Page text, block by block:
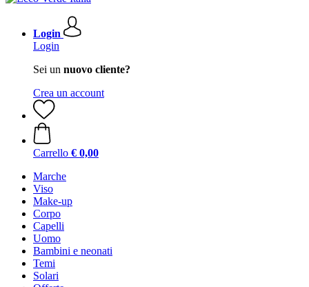
Login
Login
Sei un nuovo cliente?
Crea un account
Carrello € 0,00
Marche
Viso
Make-up
Corpo
Capelli
Uomo
Bambini e neonati
Temi
Solari